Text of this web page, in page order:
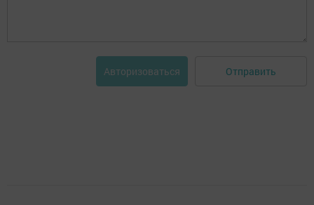
Авторизоваться Отправить